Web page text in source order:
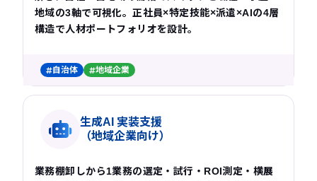
地域の3軸で可視化。正社員×特定技能×派遣×AIの4層
構造で人材ポートフォリオを設計。
自治体 地域企業
生成AI 実装支援
（地域企業向け）
業務棚卸しから1業務の選定・試行・ROI測定・横展